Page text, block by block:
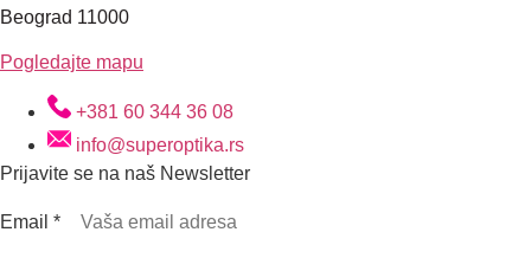
Beograd 11000
Pogledajte mapu
+381 60 344 36 08
info@superoptika.rs
Prijavite se na naš Newsletter
Email *